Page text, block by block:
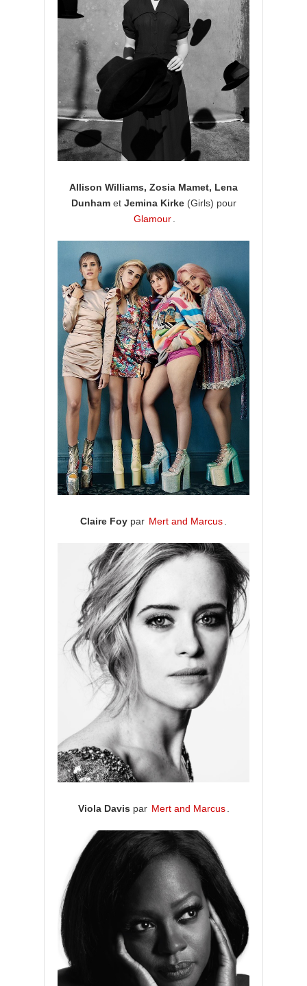
Allison Williams, Zosia Mamet, Lena
Dunham etJemina Kirke(Girls) pour
Glamour
Claire Foy par Mert and Marcus
Viola Davis par Mert and Marcus .